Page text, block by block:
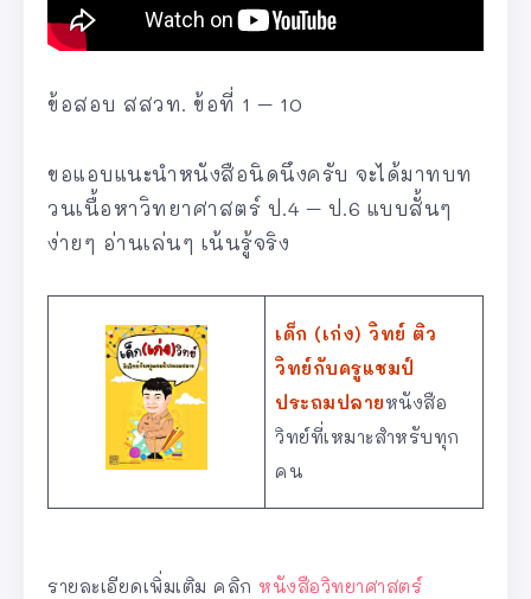
ข้อสอบ สสวท. ข้อที่ 1 – 10
ขอแอบแนะนำหนังสือนิดนึงครับ จะได้มาทบท
วนเนื้อหาวิทยาศาสตร์ ป.4 – ป.6 แบบสั้นๆ
ง่ายๆ อ่านเล่นๆ เน้นรู้จริง
เด็ก (เก่ง) วิทย์ ติว
วิทย์กับครูแชมป์
ประถมปลายหนังสือ
วิทย์ที่เหมาะสำหรับทุก
คน
รายละเอียดเพิ่มเติม คลิก หนังสือวิทยาศาสตร์